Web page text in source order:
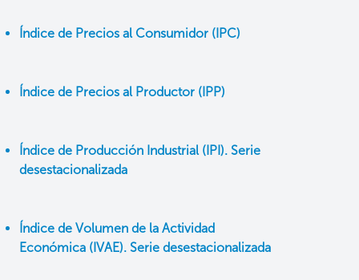
Índice de Precios al Consumidor (IPC)
Índice de Precios al Productor (IPP)
Índice de Producción Industrial (IPI). Serie
desestacionalizada
Índice de Volumen de la Actividad
Económica (IVAE). Serie desestacionalizada